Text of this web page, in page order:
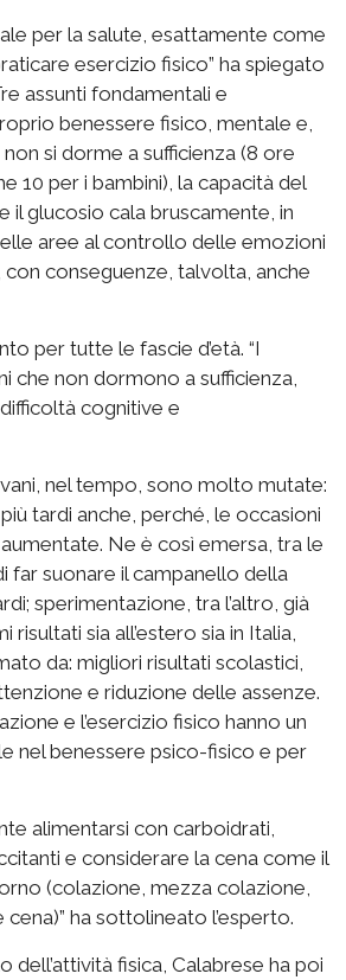
per la salute, esattamente come
esercizio fisico” ha spiegato
assunti fondamentali e
benessere fisico, mentale e,
non si dorme a sufficienza (8 ore
10 per i bambini), la capacità del
il glucosio cala bruscamente, in
aree al controllo delle emozioni
conseguenze, talvolta, anche
per tutte le fascie d’età. “I
che non dormono a sufficienza,
cognitive e
nel tempo, sono molto mutate:
tardi anche, perché, le occasioni
Ne è così emersa, tra le
far suonare il campanello della
sperimentazione, tra l’altro, già
sia all’estero sia in Italia,
da: migliori risultati scolastici,
e riduzione delle assenze.
e l’esercizio fisico hanno un
nel benessere psico-fisico e per
alimentarsi con carboidrati,
e considerare la cena come il
(colazione, mezza colazione,
ha sottolineato l’esperto.
dell’attività fisica, Calabrese ha poi